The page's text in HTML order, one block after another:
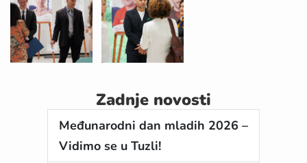
Zadnje novosti
Međunarodni dan mladih 2026 –
Vidimo se u Tuzli!